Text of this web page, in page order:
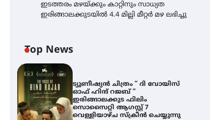
ഇടത്തരം മഴയ്ക്കും കാറ്റിനും സാധ്യത
ഇരിങ്ങാലക്കുടയിൽ 4.4 മില്ലി മീറ്റർ മഴ ലഭിച്ചു
Top News
ട്യുണീഷ്യൻ ചിത്രം ” ദി വോയിസ്
ഓഫ് ഹിന്ദ് റജബ് ”
ഇരിങ്ങാലക്കുട ഫിലിം
സൊസൈറ്റി ആഗസ്റ്റ് 7
വെള്ളിയാഴ്ച സ്‌ക്രീൻ ചെയ്യുന്നു